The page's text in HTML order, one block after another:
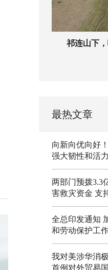
祁连山下
最热文章
向新向优向好
强大韧性和活力
两部门预拨3.3
害救灾资金 支
全总印发通知
和劳动保护工
我对美涉华消
首例对外贸易